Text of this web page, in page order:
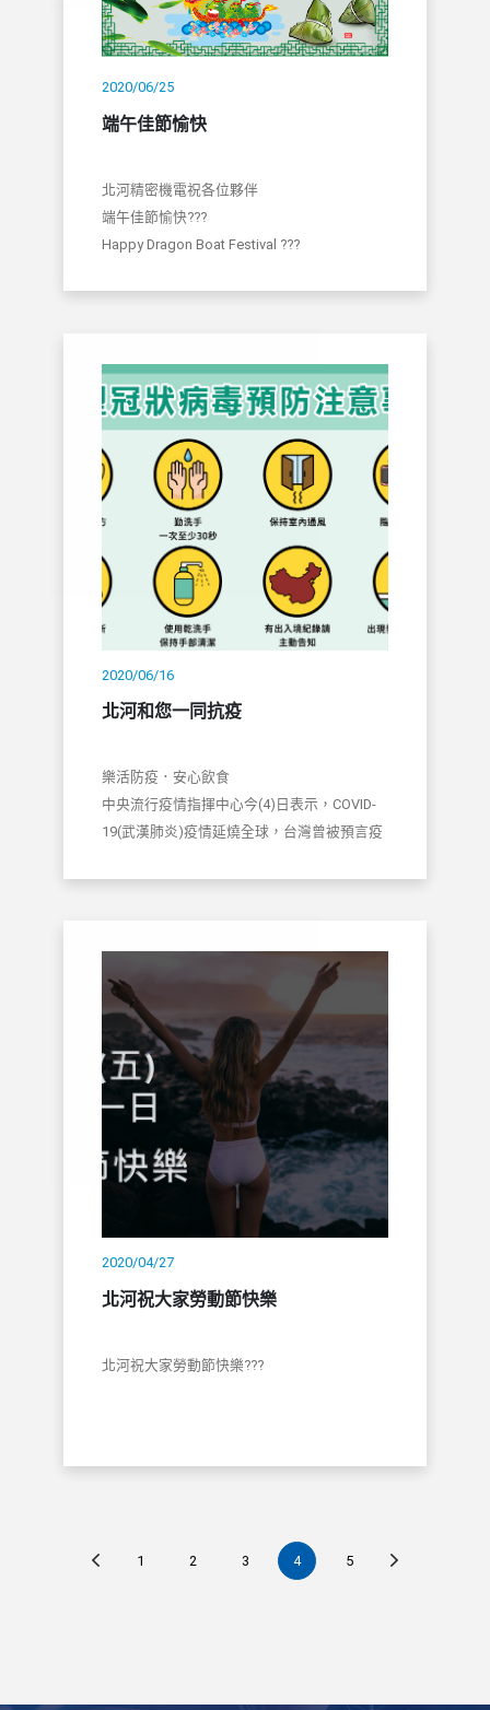
2020/06/25
端午佳節愉快
北河精密機電祝各位夥伴
端午佳節愉快???
Happy Dragon Boat Festival ???
2020/06/16
北河和您一同抗疫
樂活防疫．安心飲食
中央流行疫情指揮中心今(4)日表示，COVID-
19(武漢肺炎)疫情延燒全球，台灣曾被預言疫
相較於採取封城的國家，為此付出高昂的民生
或經濟代價，我國實屬難得。
2020/04/27
北河祝大家勞動節快樂
北河祝大家勞動節快樂???
1 2 3 4 5